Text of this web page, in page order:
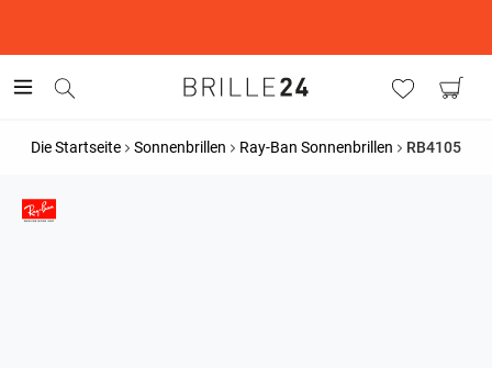
Die Startseite Sonnenbrillen Ray-Ban Sonnenbrillen RB4105